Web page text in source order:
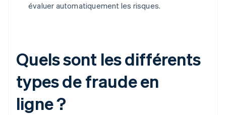
évaluer automatiquement les risques.
Quels sont les différents
types de fraude en
ligne ?